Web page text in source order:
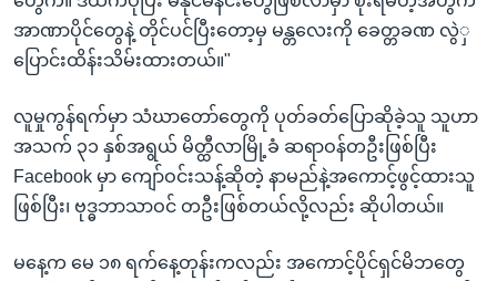
အာဏာပိုင်တွေနဲ့ တိုင်ပင်ပြီးတော့မှ မန္တလေးကို ခေတ္တခဏ လွဲှ
ပြောင်းထိန်းသိမ်းထားတယ်။"
လူမှုကွန်ရက်မှာ သံဃာတော်တွေကို ပုတ်ခတ်ပြောဆိုခဲ့သူ သူဟာ
အသက် ၃၁ နှစ်အရွယ် မိတ္ထီလာမြို့ခံ ဆရာဝန်တဦးဖြစ်ပြီး
Facebook မှာ ကျော်ဝင်းသန့်ဆိုတဲ့ နာမည်နဲ့အကောင့်ဖွင့်ထားသူ
ဖြစ်ပြီး၊ ဗုဒ္ဓဘာသာဝင် တဦးဖြစ်တယ်လို့လည်း ဆိုပါတယ်။
မနေ့က မေ ၁၈ ရက်နေ့တုန်းကလည်း အကောင့်ပိုင်ရှင်မိဘတွေ